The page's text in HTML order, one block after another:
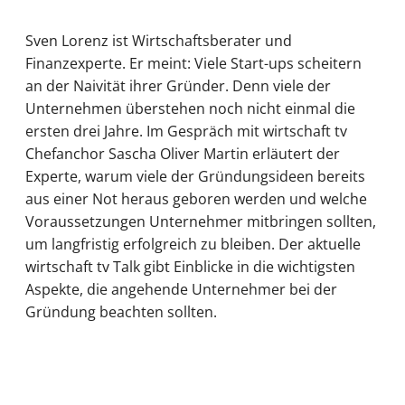
Sven Lorenz ist Wirtschaftsberater und
Finanzexperte. Er meint: Viele Start-ups scheitern
an der Naivität ihrer Gründer. Denn viele der
Unternehmen überstehen noch nicht einmal die
ersten drei Jahre. Im Gespräch mit wirtschaft tv
Chefanchor Sascha Oliver Martin erläutert der
Experte, warum viele der Gründungsideen bereits
aus einer Not heraus geboren werden und welche
Voraussetzungen Unternehmer mitbringen sollten,
um langfristig erfolgreich zu bleiben. Der aktuelle
wirtschaft tv Talk gibt Einblicke in die wichtigsten
Aspekte, die angehende Unternehmer bei der
Gründung beachten sollten.